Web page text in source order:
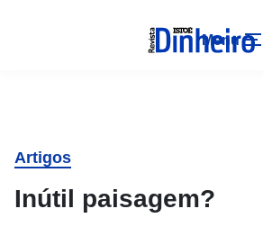
Menu
Artigos
Inútil paisagem?